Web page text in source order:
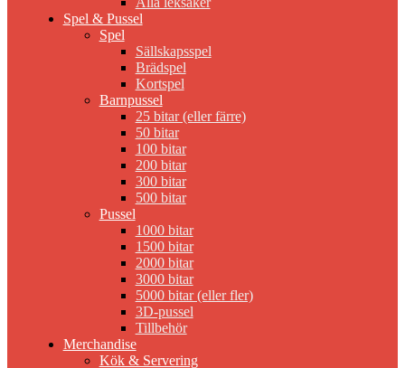
Spel & Pussel
Spel
Sällskapsspel
Brädspel
Kortspel
Barnpussel
25 bitar (eller färre)
50 bitar
100 bitar
200 bitar
300 bitar
500 bitar
Pussel
1000 bitar
1500 bitar
2000 bitar
3000 bitar
5000 bitar (eller fler)
3D-pussel
Tillbehör
Merchandise
Kök & Servering